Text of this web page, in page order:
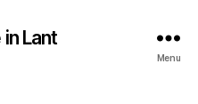
Lant
Menu